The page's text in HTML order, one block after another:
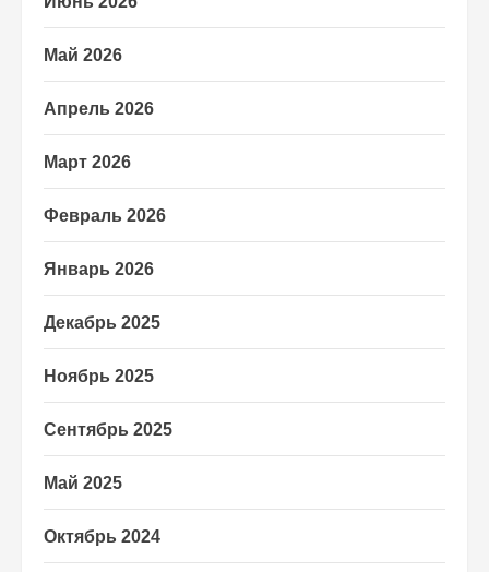
Май 2026
Апрель 2026
Март 2026
Февраль 2026
Январь 2026
Декабрь 2025
Ноябрь 2025
Сентябрь 2025
Май 2025
Октябрь 2024